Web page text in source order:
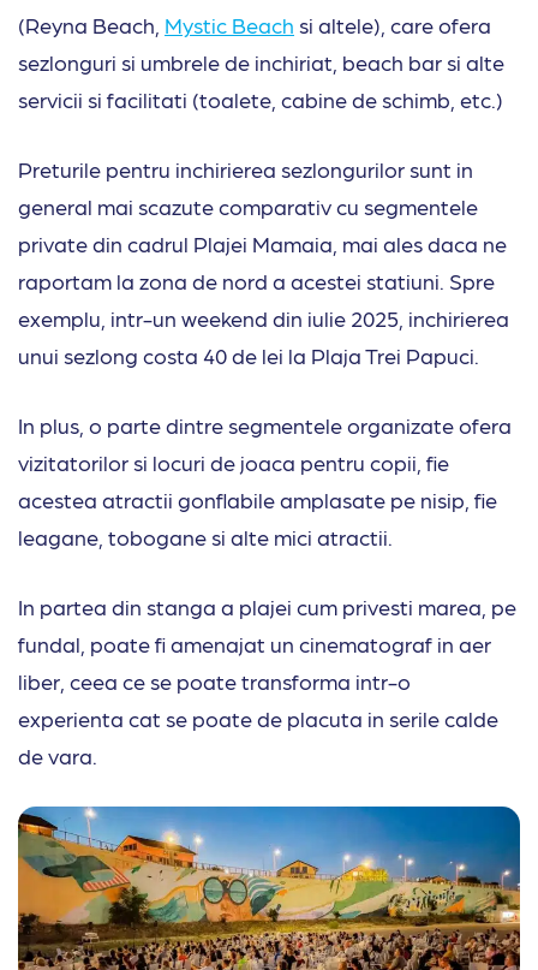
(Reyna Beach, Mystic Beach si altele), care ofera
sezlonguri si umbrele de inchiriat, beach bar si alte
servicii si facilitati (toalete, cabine de schimb, etc.)
Preturile pentru inchirierea sezlongurilor sunt in
general mai scazute comparativ cu segmentele
private din cadrul Plajei Mamaia, mai ales daca ne
raportam la zona de nord a acestei statiuni. Spre
exemplu, intr-un weekend din iulie 2025, inchirierea
unui sezlong costa 40 de lei la Plaja Trei Papuci.
In plus, o parte dintre segmentele organizate ofera
vizitatorilor si locuri de joaca pentru copii, fie
acestea atractii gonflabile amplasate pe nisip, fie
leagane, tobogane si alte mici atractii.
In partea din stanga a plajei cum privesti marea, pe
fundal, poate fi amenajat un cinematograf in aer
liber, ceea ce se poate transforma intr-o
experienta cat se poate de placuta in serile calde
de vara.